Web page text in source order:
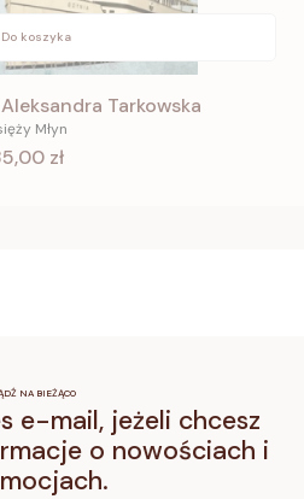
Do koszyka
Tarkowska
Młyn
zł
NA BIEŻĄCO
e-mail, jeżeli chcesz
o nowościach i